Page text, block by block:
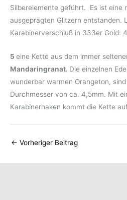
Silberelemente geführt. Es ist eine
ausgeprägten Glitzern entstanden.
Karabinerverschluß in 333er
5 eine Kette aus dem immer
Mandaringranat. Die einzelnen
wunderbar warmen Orangeton,
Durchmesser von ca. 4,5mm. Mit
Karabinerhaken kommt die Kette
← Vorheriger Beitrag